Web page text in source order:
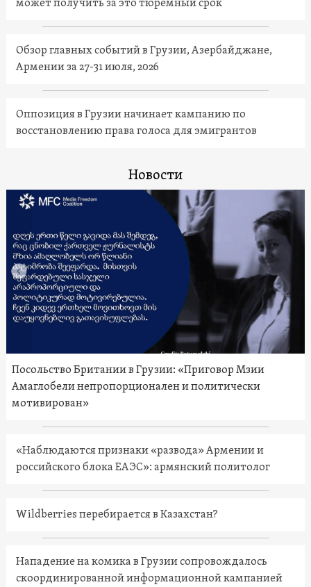
может получить за это тюремный срок
Обзор главных событий в Грузии, Азербайджане,
Армении за 27-31 июля, 2026
Оппозиция в Грузии начинает кампанию по
восстановлению права голоса для эмигрантов
Новости
Посольство Британии в Грузии: «Приговор Мзии
Амаглобели непропорционален и политически
мотивирован»
«Наблюдаются признаки «развода» Армении и
российского блока ЕАЭС»: армянский политолог
Wildberries перебирается в Казахстан?
Нападение на комика в Грузии сопровождалось
скоординированной информационной кампанией